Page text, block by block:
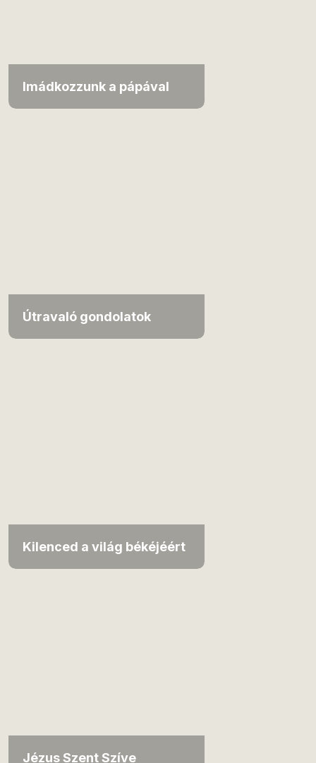
Imádkozzunk a pápával
Útravaló gondolatok
Kilenced a világ békéjéért
Jézus Szent Szíve